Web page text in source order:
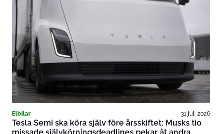
Elbilar 31 juli 2026
Tesla Semi ska köra själv före årsskiftet: Musks tio
missade självkörningsdeadlines pekar åt andra